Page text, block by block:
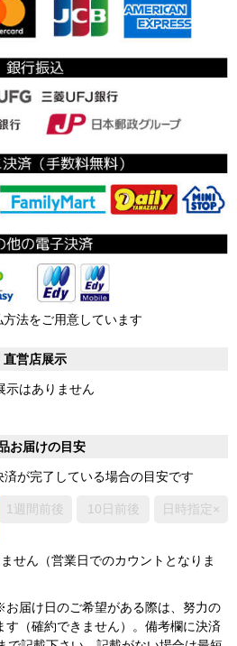
方法をご用意しています
直営店展示
示はありません
お届けの目安
が完了している場合の目安です
1週間前後 10日前後 日時指定×
せん（営業日でのカウントとなりま
届け日のご希望がある際は、努力の
す（確約できません）。備考欄に決済